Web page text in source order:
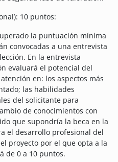
10 puntos:
la puntuación mínima
convocadas a una entrevista
En la entrevista
evaluará el potencial del
en: los aspectos más
las habilidades
del solicitante para
de conocimientos con
que supondría la beca en la
el desarrollo profesional del
proyecto por el que opta a la
de 0 a 10 puntos.